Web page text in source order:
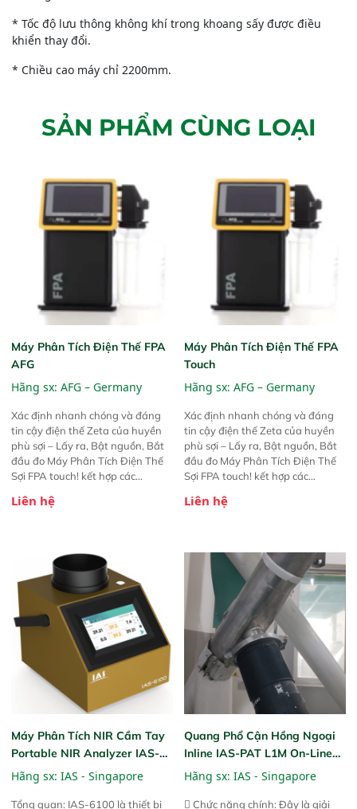
* Tốc độ lưu thông không khí trong khoang sấy được điều
khiển thay đổi.
* Chiều cao máy chỉ 2200mm.
SẢN PHẨM CÙNG LOẠI
Máy Phân Tích Điện Thế FPA
AFG
Hãng sx: AFG – Germany
Xác định nhanh chóng và đáng
tin cậy điện thế Zeta của huyền
phù sợi – Lấy ra, Bật nguồn, Bắt
đầu đo Máy Phân Tích Điện Thế
Sợi FPA touch! kết hợp các
được chứng minh với sự đơn giản
trước đó. Nhưng so với các phiên
bản trước, FPA touch! nhỏ hơn và
nhẹ hơn đáng kể, đồng thời được
nâng cấp với các tính năng mới.
Liên hệ
Máy Phân Tích Điện Thế FPA
Touch
Hãng sx: AFG – Germany
Xác định nhanh chóng và đáng
tin cậy điện thế Zeta của huyền
phù sợi – Lấy ra, Bật nguồn, Bắt
đầu đo Máy Phân Tích Điện Thế
Sợi FPA touch! kết hợp các
được chứng minh với sự đơn giản
trước đó. Nhưng so với các phiên
bản trước, FPA touch! nhỏ hơn và
nhẹ hơn đáng kể, đồng thời được
nâng cấp với các tính năng mới.
Liên hệ
Máy Phân Tích NIR Cầm Tay
Portable NIR Analyzer IAS-
6100
Hãng sx: IAS - Singapore
Tổng quan: IAS-6100 là thiết bị
Quang Phổ Cận Hồng Ngoại
Inline IAS-PAT L1M On-Line
NIR
Hãng sx: IAS - Singapore
 Chức năng chính: Đây là giải